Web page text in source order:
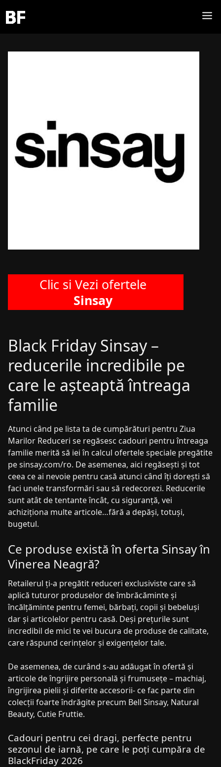
Clic si Vezi ofertele
Sinsay
Black Friday Sinsay –
reducerile incredibile pe
care le așteaptă întreaga
familie
Atunci când pe lista ta de cumpărături pentru Ziua
Marilor Reduceri se regăsesc cadouri pentru întreaga
familie merită să iei în calcul ofertele speciale pregătite
pe sinsay.com/ro. De asemenea, aici regăsești și tot
ceea ce ai nevoie pentru casă atunci când îți dorești să
faci unele transformări sau să redecorezi. Reducerile
sunt atât de tentante încât, cu siguranță, vei
achiziționa multe articole…fără a depăși, totuși,
bugetul.
Ce produse există în oferta Sinsay în
Vinerea Neagră?
Retailerul ți-a pregătit reduceri exclusiviste care să
aplică tuturor produselor de îmbrăcăminte și
încălțăminte pentru femei, bărbați, copii și bebeluși
dar și articolelor pentru casă. Deși prețurile sunt
incredibil de mici te vei bucura de produse de calitate,
care răspund cerințelor și exigențelor tale.
De asemenea, de curând s-au adăugat în ofertă și
articole de îngrijire personală și frumusețe – machiaj,
îngrijirea pielii și diferite accesorii- ce fac parte din
colecții foarte îndrăgite precum Bell Sinsay, Natural
Beauty, Cutie Fruttie.
Cadouri pentru cei dragi, perfecte pentru
sezonul de iarnă, pe care le poți cumpăra de
BlackFriday 2026